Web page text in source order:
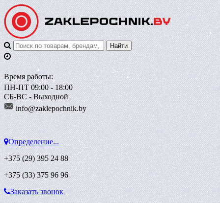
Время работы:
ПН-ПТ 09:00 - 18:00
СБ-ВС - Выходной
info@zaklepochnik.by
Определение...
+375 (29)395 24 88
+375 (33)375 96 96
Заказать звонок